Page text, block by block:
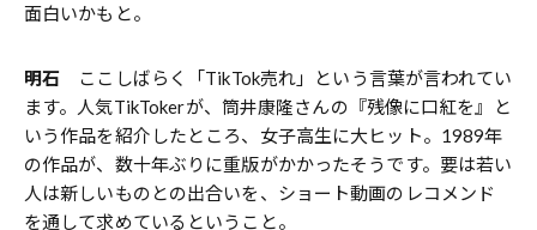
面白いかもと。
明石 ここしばらく「TikTok売れ」という言葉が言われてい
ます。人気TikTokerが、筒井康隆さんの『残像に口紅を』と
いう作品を紹介したところ、女子高生に大ヒット。1989年
の作品が、数十年ぶりに重版がかかったそうです。要は若い
人は新しいものとの出合いを、ショート動画のレコメンド
を通して求めているということ。